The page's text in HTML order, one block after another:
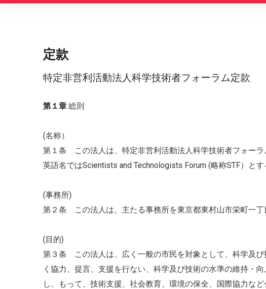
定款
特定非営利活動法人科学技術者フォーラム定款
第１章 総則
(名称）
第１条 この法人は、特定非営利活動法人科学技術者フォーラ
英語名ではScientists and Technologists Forum (略称STF）とす
(事務所)
第２条 この法人は、主たる事務所を東京都東村山市栄町一丁
(目的)
第３条 この法人は、広く一般の市民を対象として、科学及
く協力、提言、支援を行ない、科学及び技術の水準の維持・
し、もって、技術支援、社会教育、環境の保全、国際協力な